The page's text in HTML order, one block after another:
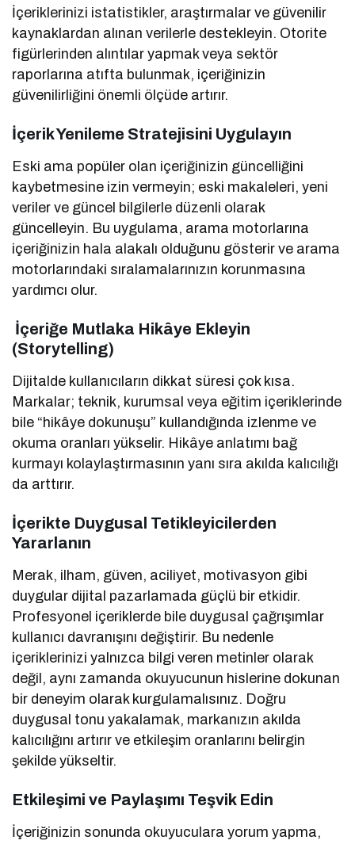
İçeriklerinizi istatistikler, araştırmalar ve güvenilir
kaynaklardan alınan verilerle destekleyin. Otorite
figürlerinden alıntılar yapmak veya sektör
raporlarına atıfta bulunmak, içeriğinizin
güvenilirliğini önemli ölçüde artırır.
İçerik Yenileme Stratejisini Uygulayın
Eski ama popüler olan içeriğinizin güncelliğini
kaybetmesine izin vermeyin; eski makaleleri, yeni
veriler ve güncel bilgilerle düzenli olarak
güncelleyin. Bu uygulama, arama motorlarına
içeriğinizin hala alakalı olduğunu gösterir ve arama
motorlarındaki sıralamalarınızın korunmasına
yardımcı olur.
İçeriğe Mutlaka Hikâye Ekleyin
(Storytelling)
Dijitalde kullanıcıların dikkat süresi çok kısa.
Markalar; teknik, kurumsal veya eğitim içeriklerinde
bile “hikâye dokunuşu” kullandığında izlenme ve
okuma oranları yükselir. Hikâye anlatımı bağ
kurmayı kolaylaştırmasının yanı sıra akılda kalıcılığı
da arttırır.
İçerikte Duygusal Tetikleyicilerden
Yararlanın
Merak, ilham, güven, aciliyet, motivasyon gibi
duygular dijital pazarlamada güçlü bir etkidir.
Profesyonel içeriklerde bile duygusal çağrışımlar
kullanıcı davranışını değiştirir. Bu nedenle
içeriklerinizi yalnızca bilgi veren metinler olarak
değil, aynı zamanda okuyucunun hislerine dokunan
bir deneyim olarak kurgulamalısınız. Doğru
duygusal tonu yakalamak, markanızın akılda
kalıcılığını artırır ve etkileşim oranlarını belirgin
şekilde yükseltir.
Etkileşimi ve Paylaşımı Teşvik Edin
İçeriğinizin sonunda okuyuculara yorum yapma,